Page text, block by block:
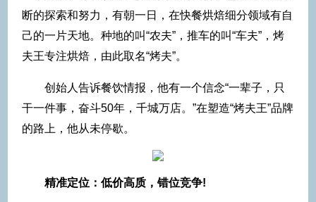
断的探索和努力，有朝一日，在快餐烘焙细分领域有自
己的一片天地。种地的叫“农夫”，推车的叫“车夫”，烤
夫王专注烘焙，由此取名“烤夫”。
创始人告诉餐饮情报，他有一个信念“一辈子，只
干一件事，奋斗50年，千城万店。”在塑造“烤夫王”品牌
的路上，他从未停歇。
精准定位：低价高质，错位竞争!